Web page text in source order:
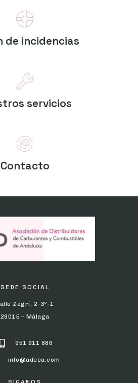
de incidencias
servicios
Contacto
SEDE SOCIAL
Zegrí, 2-3º-1
29015 – Málaga
951 911 886
info@adcca.com